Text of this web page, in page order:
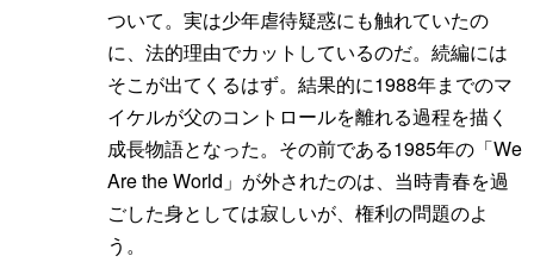
ついて。実は少年虐待疑惑にも触れていたの
に、法的理由でカットしているのだ。続編には
そこが出てくるはず。結果的に1988年までのマ
イケルが父のコントロールを離れる過程を描く
成長物語となった。その前である1985年の「We
Are the World」が外されたのは、当時青春を過
ごした身としては寂しいが、権利の問題のよ
う。